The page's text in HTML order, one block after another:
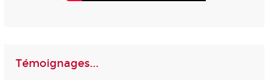
Témoignages...